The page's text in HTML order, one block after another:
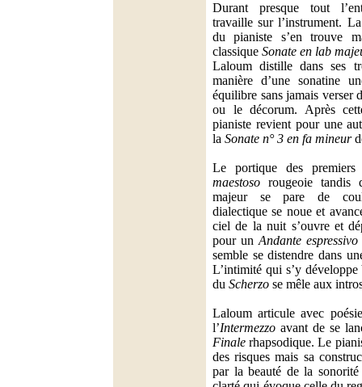
Durant presque tout
travaille sur l’instrument.
du pianiste s’en trouve
classique Sonate en lab
Laloum distille dans ses
manière d’une sonatine
équilibre sans jamais verser
ou le décorum. Après
pianiste revient pour une
la Sonate n° 3 en fa mineur
Le portique des premiers
maestoso rougeoie
majeur se pare de
dialectique se noue et
ciel de la nuit s’ouvre et
pour un Andante espressivo
semble se distendre dans
L’intimité qui s’y
du Scherzo se mêle aux
Laloum articule avec
l’Intermezzo avant de se
Finale rhapsodique. Le
des risques mais sa
par la beauté de la sonorité